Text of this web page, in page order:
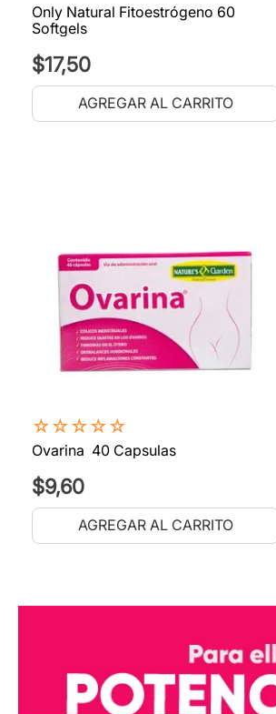
Only Natural Fitoestrógeno 60
Softgels
$17,50
AGREGAR AL CARRITO
☆☆☆☆☆
Ovarina 40 Capsulas
$9,60
AGREGAR AL CARRITO